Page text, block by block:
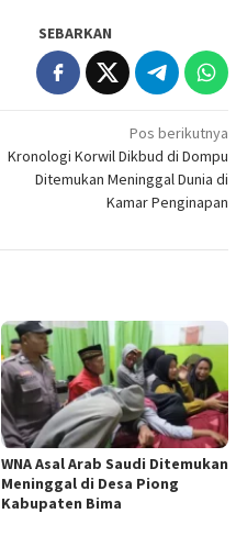
SEBARKAN
Pos berikutnya
Kronologi Korwil Dikbud di Dompu
Ditemukan Meninggal Dunia di
Kamar Penginapan
WNA Asal Arab Saudi Ditemukan
Meninggal di Desa Piong
Kabupaten Bima